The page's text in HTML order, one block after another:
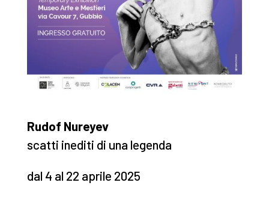
Rudof Nureyev
scatti inediti di una legenda
dal 4 al 22 aprile 2025